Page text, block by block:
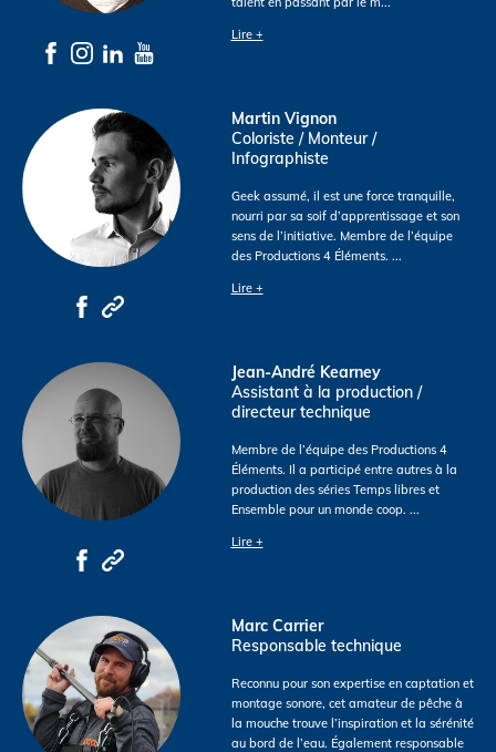
Lire +
Martin Vignon
Coloriste / Monteur /
Infographiste
Geek assumé, il est une force tranquille,
nourri par sa soif d’apprentissage et son
sens de l’initiative. Membre de l’équipe
des Productions 4 Éléments. ...
Lire +
Jean-André Kearney
Assistant à la production /
directeur technique
Membre de l’équipe des Productions 4
Éléments. Il a participé entre autres à la
production des séries Temps libres et
Ensemble pour un monde coop. ...
Lire +
Marc Carrier
Responsable technique
Reconnu pour son expertise en captation et
montage sonore, cet amateur de pêche à
la mouche trouve l’inspiration et la sérénité
au bord de l’eau. Également responsable